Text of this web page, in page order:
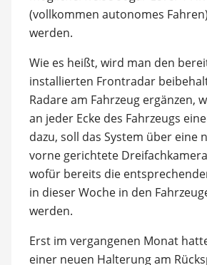
(vollkommen autonomes
werden.
Wie es heißt, wird man den
installierten Frontradar
Radare am Fahrzeug ergänzen,
an jeder Ecke des Fahrzeugs
dazu, soll das System über eine
vorne gerichtete
wofür bereits die
in dieser Woche in den
werden.
Erst im vergangenen Monat
einer neuen Halterung am